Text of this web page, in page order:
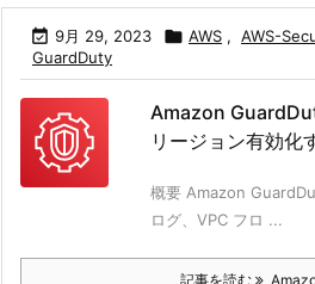
 9月 29, 2023  AWS , AWS-
GuardDuty
Amazon
リージョン有効化
概要 Amazon
ログ、VPC フロ ...
記事を読む